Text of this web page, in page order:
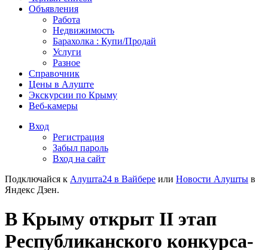
Объявления
Работа
Недвижимость
Барахолка : Купи/Продай
Услуги
Разное
Справочник
Цены в Алуште
Экскурсии по Крыму
Веб-камеры
Вход
Регистрация
Забыл пароль
Вход на сайт
Подключайся к Алушта24 в Вайбере или Новости Алушты в
Яндекс Дзен.
В Крыму открыт II этап
Республиканского конкурса-